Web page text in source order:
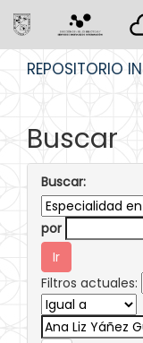
REPOSITORIO
Buscar
Buscar:
por
Filtros actuales: